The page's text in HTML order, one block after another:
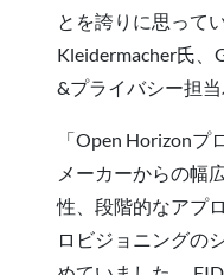
とを誇りに思って
Kleidermacher氏、
&プライバシー担
「Open Horizon
メーカーからの幅
性、段階的なアプ
ロビジョニングの